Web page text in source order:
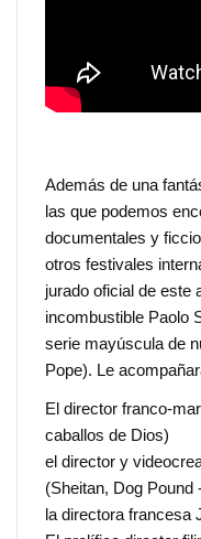
Además de una
las que podemos
documentales y
otros festivales
jurado oficial de este
incombustible Paolo
serie mayúscula de
Pope). Le
El director franco-
caballos de Dios)
el director y
(Sheitan, Dog Pound
la directora francesa